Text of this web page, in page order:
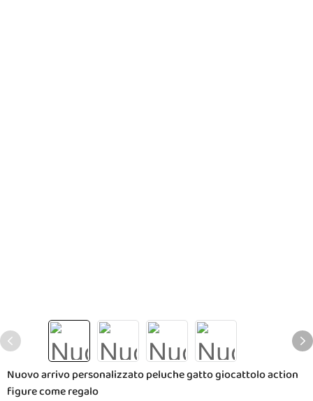
Nuovo arrivo personalizzato peluche gatto giocattolo action
figure come regalo